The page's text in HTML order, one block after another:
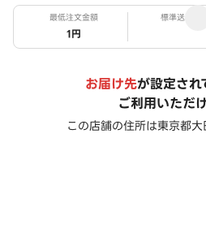
最低注文金額
1円
標準送料
お届け先が設定さ
ご利用いただ
この店舗の住所は東京都